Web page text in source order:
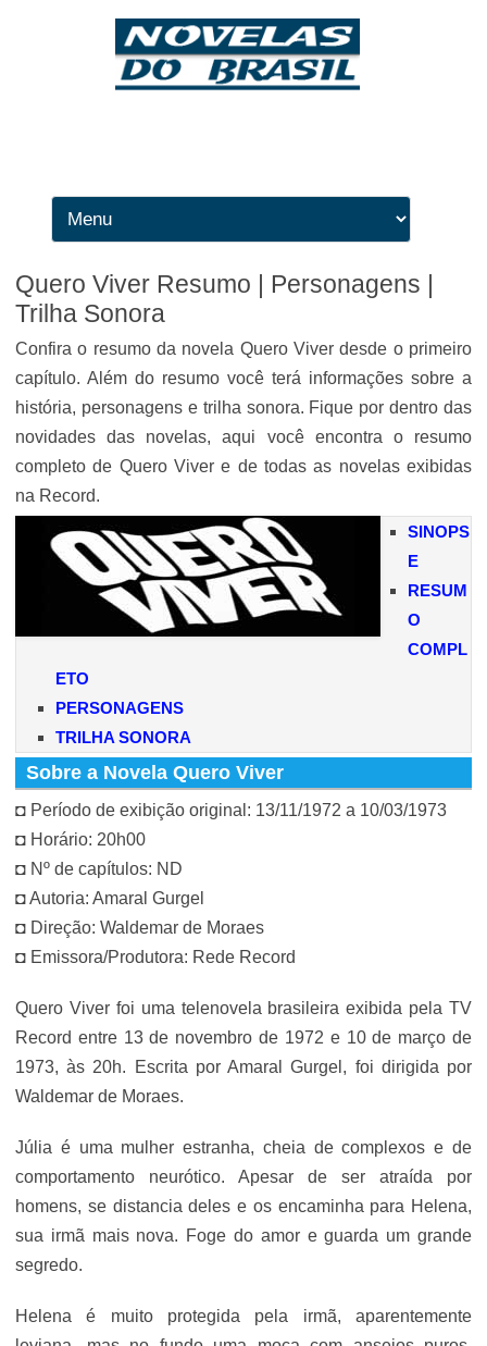
Quero Viver Resumo | Personagens |
Trilha Sonora
Confira o resumo da novela Quero Viver desde o primeiro
capítulo. Além do resumo você terá informações sobre a
história, personagens e trilha sonora. Fique por dentro das
novidades das novelas, aqui você encontra o resumo
completo de Quero Viver e de todas as novelas exibidas
na Record.
SINOPS
E
RESUM
O
COMPL
ETO
PERSONAGENS
TRILHA SONORA
Sobre a Novela Quero Viver
◘ Período de exibição original: 13/11/1972 a 10/03/1973
◘ Horário: 20h00
◘ Nº de capítulos: ND
◘ Autoria: Amaral Gurgel
◘ Direção: Waldemar de Moraes
◘ Emissora/Produtora: Rede Record
Quero Viver foi uma telenovela brasileira exibida pela TV
Record entre 13 de novembro de 1972 e 10 de março de
1973, às 20h. Escrita por Amaral Gurgel, foi dirigida por
Waldemar de Moraes.
Júlia é uma mulher estranha, cheia de complexos e de
comportamento neurótico. Apesar de ser atraída por
homens, se distancia deles e os encaminha para Helena,
sua irmã mais nova. Foge do amor e guarda um grande
segredo.
Helena é muito protegida pela irmã, aparentemente